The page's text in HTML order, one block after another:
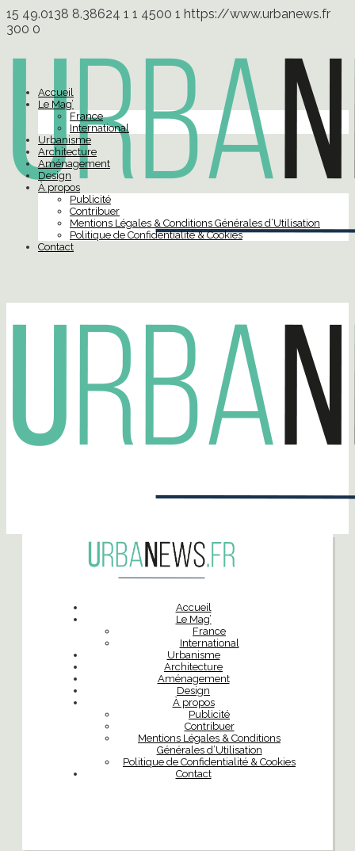
15 49.0138 8.38624 1 1 4500 1 https://www.urbanews.fr
300 0
Accueil
Le Mag’
France
International
Urbanisme
Architecture
Aménagement
Design
À propos
Publicité
Contribuer
Mentions Légales & Conditions Générales d’Utilisation
Politique de Confidentialité & Cookies
Contact
Accueil
Le Mag’
France
International
Urbanisme
Architecture
Aménagement
Design
À propos
Publicité
Contribuer
Mentions Légales & Conditions
Générales d’Utilisation
Politique de Confidentialité & Cookies
Contact